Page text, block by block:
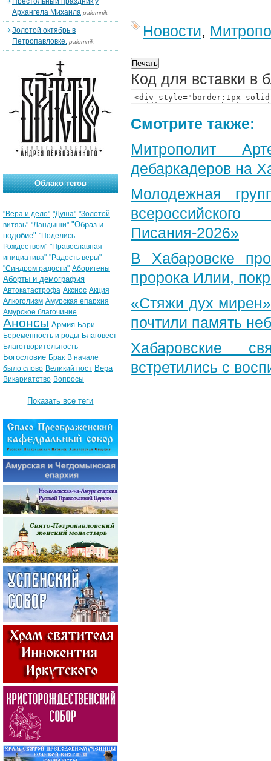
Новости,
Код для вставки в
Смотрите также:
Митрополит
дебаркадеров на
Молодежная
Писания-2026»
В Хабаровске
пророка Илии,
«Стяжи дух
почтили память
Хабаровские
встретились с
Архангела Михаила palomnik
Золотой октябрь в
Петропавловке. palomnik
Облако тегов
"Вера и дело" "Душа" "Золотой
витязь" "Ландыши" "Образ и
подобие" "Поделись
Рождеством" "Православная
инициатива" "Радость веры"
"Синдром радости" Аборигены
Аборты и демография
Автокатастрофа Аксиос Акция
Алкоголизм Амурская епархия
Амурское благочиние
Анонсы Армия Бари
Беременность и роды Благовест
Благотворительность
Богословие Брак В начале
было слово Великий пост Вера
Викариатство Вопросы
Показать все теги